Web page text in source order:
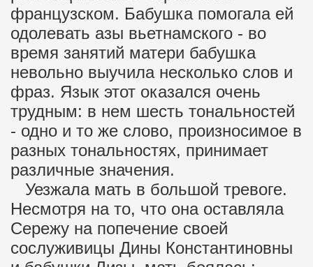
французском. Бабушка помогала ей
одолевать азы вьетнамского - во
время занятий матери бабушка
невольно выучила несколько слов и
фраз. Язык этот оказался очень
трудным: в нем шесть тональностей
- одно и то же слово, произносимое в
разных тональностях, принимает
различные значения.
Уезжала мать в большой тревоге.
Несмотря на то, что она оставляла
Сережу на попечение своей
сослуживицы Дины Константиновны